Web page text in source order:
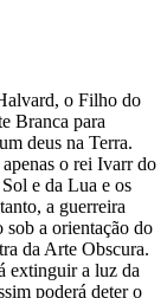
o Filho do
Branca para
deus na Terra.
o rei Ivarr do
e da Lua e os
a guerreira
a orientação do
da Arte Obscura.
extinguir a luz da
poderá deter o